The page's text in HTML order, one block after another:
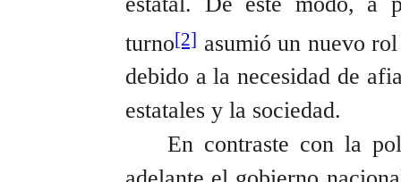
turno[2] asumió un nuevo
debido a la necesidad de
estatales y la sociedad.
En contraste con la